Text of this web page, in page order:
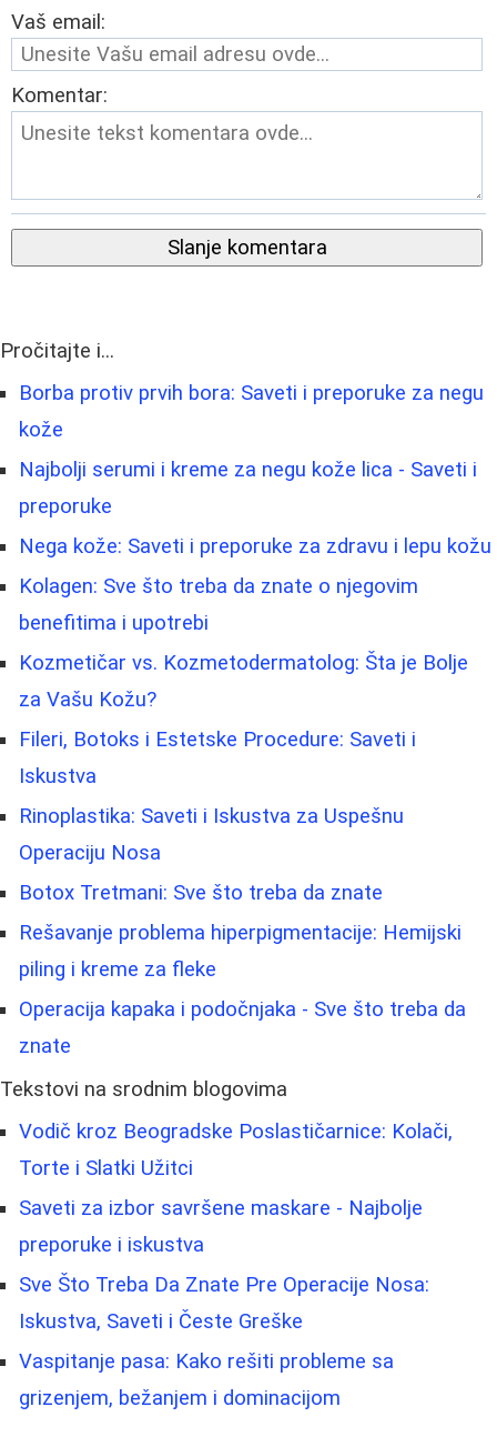
Vaš email:
Komentar:
Slanje komentara
Pročitajte i...
Borba protiv prvih bora: Saveti i preporuke za negu
kože
Najbolji serumi i kreme za negu kože lica - Saveti i
preporuke
Nega kože: Saveti i preporuke za zdravu i lepu kožu
Kolagen: Sve što treba da znate o njegovim
benefitima i upotrebi
Kozmetičar vs. Kozmetodermatolog: Šta je Bolje
za Vašu Kožu?
Fileri, Botoks i Estetske Procedure: Saveti i
Iskustva
Rinoplastika: Saveti i Iskustva za Uspešnu
Operaciju Nosa
Botox Tretmani: Sve što treba da znate
Rešavanje problema hiperpigmentacije: Hemijski
piling i kreme za fleke
Operacija kapaka i podočnjaka - Sve što treba da
znate
Tekstovi na srodnim blogovima
Vodič kroz Beogradske Poslastičarnice: Kolači,
Torte i Slatki Užitci
Saveti za izbor savršene maskare - Najbolje
preporuke i iskustva
Sve Što Treba Da Znate Pre Operacije Nosa:
Iskustva, Saveti i Česte Greške
Vaspitanje pasa: Kako rešiti probleme sa
grizenjem, bežanjem i dominacijom